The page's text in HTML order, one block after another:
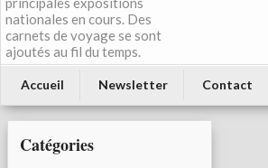
nationales en cours. Des
carnets de voyage se sont
ajoutés au fil du temps.
Accueil Newsletter Contact
Catégories